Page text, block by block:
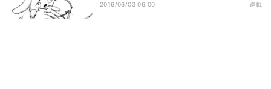
2016/06/03 06:00 連載